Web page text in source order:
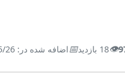
👁️18 بازدید 📅اضافه شده در: 2026/05/26